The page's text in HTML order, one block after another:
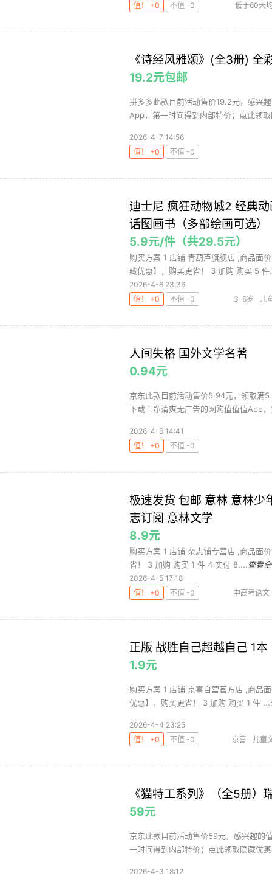
值！ +0
不值 -0 低于60天
《诗经风雅颂》(全3册) 全
19.2元包邮
拼多多此款目前活动售价19.2元，感兴
App，第一时间得到内部特价；点此领
2026-4-7 14:56
值！ +0
不值 -0
迪士尼 疯狂动物城2 经典
话图画书（多部绘画可选）
5.9元/件（共29.5元）
购买方案 1 店铺 青葫芦旗舰店 ,商品面
藏优惠】，购买更省！ 3 加购 购买 5 件
2026-4-6 23:36
值！ +0
不值 -0 3-6岁 儿
人间失格 国外文学名著
0.94元
京东此款目前活动售价5.94元，领取满
下载干净清爽无广告的网购值值值App
2026-4-6 14:41
值！ +0
不值 -0
极速发货 包邮 意林 意林
志订阅 意林文学
8.9元
购买方案 1 店铺 杂志铺专营店 ,商品面
省！ 3 加购 购买 1 件 4 实付 8.... 查看
2026-4-5 17:18
值！ +0
不值 -0 中高考语文
正版 战胜自己超越自己 1本
1.9元
购买方案 1 店铺 京喜自营官方店 ,商品
优惠】，购买更省！ 3 加购 购买 1 件 ...
2026-4-4 23:25
值！ +0
不值 -0 京喜 儿童
《猫特工系列》（全5册）
59元
京东此款目前活动售价59元，感兴趣的
一时间得到内部特价；点此领取隐藏优
2026-4-3 18:12